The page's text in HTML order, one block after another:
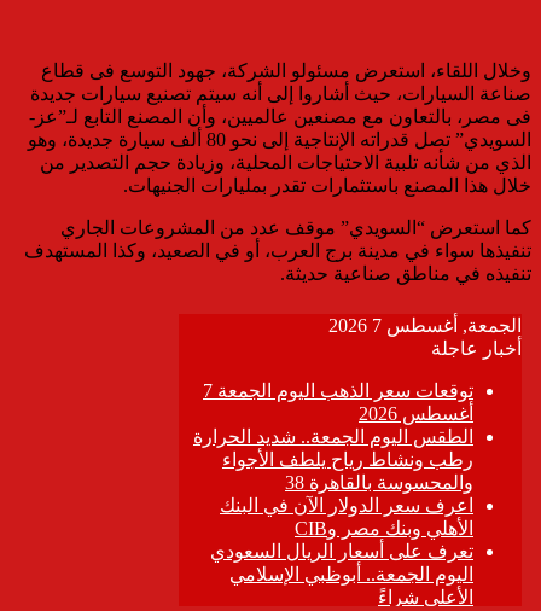
وخلال اللقاء، استعرض مسئولو الشركة، جهود التوسع فى قطاع
صناعة السيارات، حيث أشاروا إلى أنه سيتم تصنيع سيارات جديدة
فى مصر، بالتعاون مع مصنعين عالميين، وأن المصنع التابع لـ”عز-
السويدي” تصل قدراته الإنتاجية إلى نحو 80 ألف سيارة جديدة، وهو
الذي من شأنه تلبية الاحتياجات المحلية، وزيادة حجم التصدير من
خلال هذا المصنع باستثمارات تقدر بمليارات الجنيهات.
كما استعرض “السويدي” موقف عدد من المشروعات الجاري
تنفيذها سواء في مدينة برج العرب، أو في الصعيد، وكذا المستهدف
تنفيذه في مناطق صناعية حديثة.